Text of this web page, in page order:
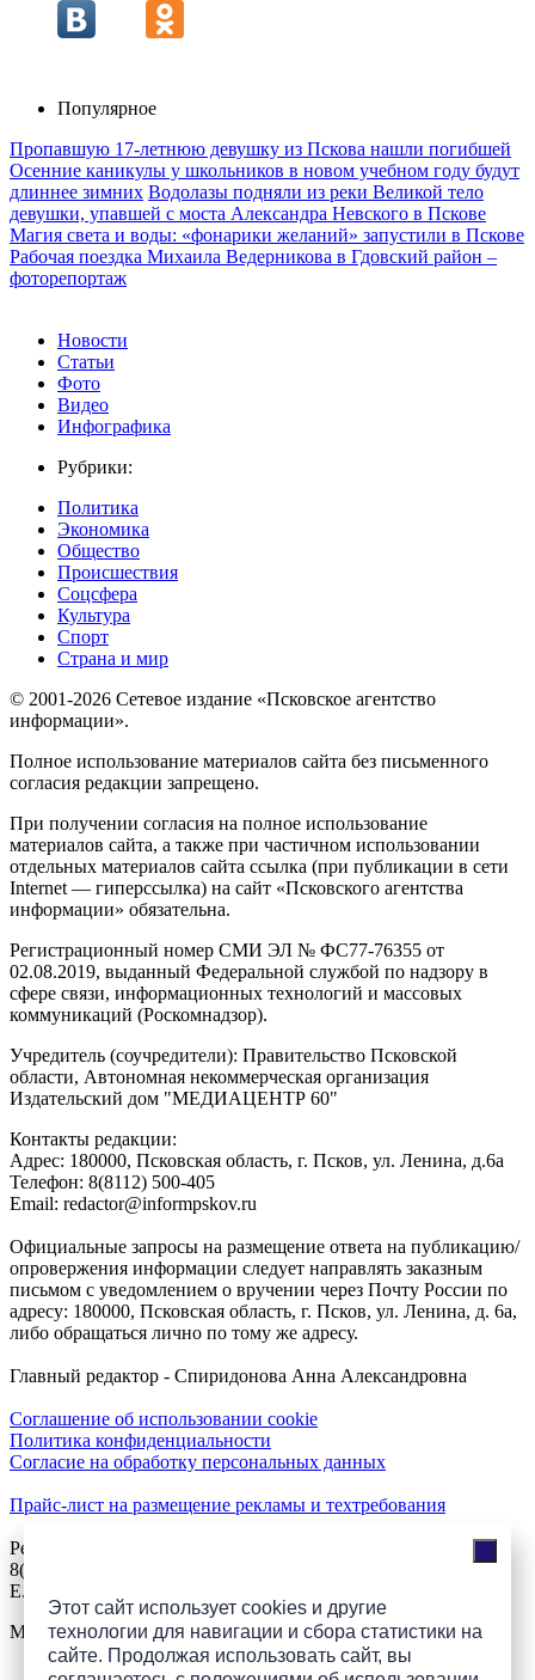
Этот сайт использует cookies и другие
технологии для навигации и сбора статистики на
сайте. Продолжая использовать сайт, вы
Популярное
Пропавшую 17-летнюю девушку из Пскова нашли погибшей
Осенние каникулы у школьников в новом учебном году будут
длиннее зимних Водолазы подняли из реки Великой тело
девушки, упавшей с моста Александра Невского в Пскове
Магия света и воды: «фонарики желаний» запустили в Пскове
Рабочая поездка Михаила Ведерникова в Гдовский район –
фоторепортаж
Новости
Статьи
Фото
Видео
Инфографика
Рубрики:
Политика
Экономика
Общество
Происшествия
Соцсфера
Культура
Спорт
Страна и мир
© 2001-2026 Сетевое издание «Псковское агентство
информации».
Полное использование материалов сайта без письменного
согласия редакции запрещено.
При получении согласия на полное использование
материалов сайта, а также при частичном использовании
отдельных материалов сайта ссылка (при публикации в сети
Internet — гиперссылка) на сайт «Псковского агентства
информации» обязательна.
Регистрационный номер СМИ ЭЛ № ФС77-76355 от
02.08.2019, выданный Федеральной службой по надзору в
сфере связи, информационных технологий и массовых
коммуникаций (Роскомнадзор).
Учредитель (соучредители): Правительство Псковской
области, Автономная некоммерческая организация
Издательский дом "МЕДИАЦЕНТР 60"
Контакты редакции:
Адреc: 180000, Псковская область, г. Псков, ул. Ленина, д.6а
Телефон: 8(8112) 500-405
Email: redactor@informpskov.ru
Официальные запросы на размещение ответа на публикацию/
опровержения информации следует направлять заказным
письмом с уведомлением о вручении через Почту России по
адресу: 180000, Псковская область, г. Псков, ул. Ленина, д. 6а,
либо обращаться лично по тому же адресу.
Главный редактор - Спиридонова Анна Александровна
Соглашение об использовании cookie
Политика конфиденциальности
Согласие на обработку персональных данных
Прайс-лист на размещение рекламы и техтребования
Реклама на сайте
8(921)508-52-62, телефон 8(8112) 500-131
E.Sezeikina@mhpsk.ru
Меню